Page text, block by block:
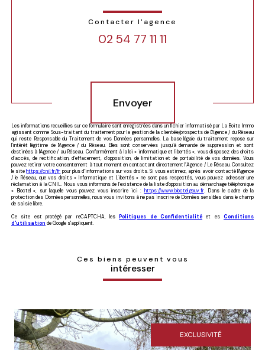
Contacter l'agence
02 54 77 11 11
Envoyer
Les informations recueillies sur ce formulaire sont enregistrées dans un fichier informatisé par La Boite Immo
agissant comme Sous-traitant du traitement pour la gestion de la clientèle/prospects de l'Agence / du Réseau
qui reste Responsable du Traitement de vos Données personnelles. La base légale du traitement repose sur
l'intérêt légitime de l'Agence / du Réseau. Elles sont conservées jusqu'à demande de suppression et sont
destinées à l'Agence / au Réseau. Conformément à la loi « informatique et libertés », vous disposez des droits
d’accès, de rectification, d’effacement, d’opposition, de limitation et de portabilité de vos données. Vous
pouvez retirer votre consentement à tout moment en contactant directement l’Agence / Le Réseau. Consultez
le sitehttps://cnil.fr/fr pour plus d’informations sur vos droits. Si vous estimez, après avoir contacté l'Agence
/ le Réseau, que vos droits « Informatique et Libertés » ne sont pas respectés, vous pouvez adresser une
réclamation à la CNIL. Nous vous informons de l’existence de la liste d'opposition au démarchage téléphonique
« Bloctel », sur laquelle vous pouvez vous inscrire ici : https://www.bloctel.gouv.fr. Dans le cadre de la
protection des Données personnelles, nous vous invitons à ne pas inscrire de Données sensibles dans le champ
de saisie libre.
Ce site est protégé par reCAPTCHA, les
Politiques de Confidentialité et esConditions
d'utilisation de Google s'appliquent.
Ces biens peuvent vous
intéresser
EXCLUSIVITÉ